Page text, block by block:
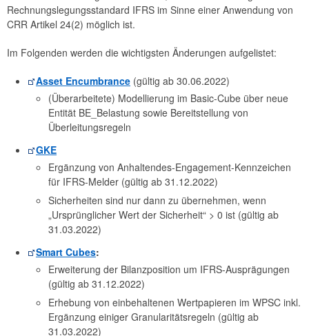
Rechnungslegungsstandard IFRS im Sinne einer Anwendung von
CRR Artikel 24(2) möglich ist.
Im Folgenden werden die wichtigsten Änderungen aufgelistet:
Asset Encumbrance (gültig ab 30.06.2022)
(Überarbeitete) Modellierung im Basic-Cube über neue
Entität BE_Belastung sowie Bereitstellung von
Überleitungsregeln
GKE
Ergänzung von Anhaltendes-Engagement-Kennzeichen
für IFRS-Melder (gültig ab 31.12.2022)
Sicherheiten sind nur dann zu übernehmen, wenn
„Ursprünglicher Wert der Sicherheit“ > 0 ist (gültig ab
31.03.2022)
Smart Cubes:
Erweiterung der Bilanzposition um IFRS-Ausprägungen
(gültig ab 31.12.2022)
Erhebung von einbehaltenen Wertpapieren im WPSC inkl.
Ergänzung einiger Granularitätsregeln (gültig ab
31.03.2022)